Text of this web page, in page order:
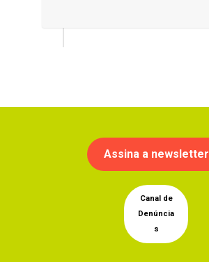
Assina a newsletter
Canal de
Denúncia
s